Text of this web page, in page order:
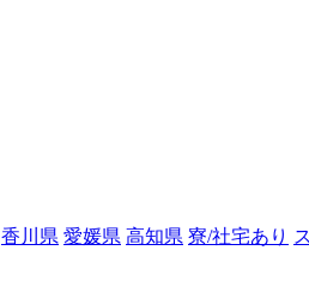
香川県 愛媛県 高知県 寮/社宅あり